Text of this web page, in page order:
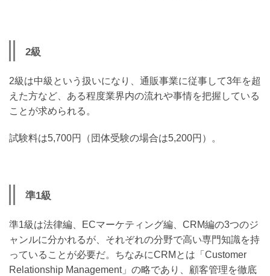
2級
2級は中級という扱いになり、通販事業に従事して3年を超
えた方など、ある程度業界内の流れや事情を把握している
ことが求められる。
試験料は5,700円（団体受験の場合は5,200円）。
準1級
準1級は法律編、ECマーケティング編、CRM編の3つのジ
ャンルに分かれるが、それぞれの分野で高い専門知識を持
っていることが必要だ。ちなみにCRMとは「Customer
Relationship Management」の略であり、顧客管理を徹底